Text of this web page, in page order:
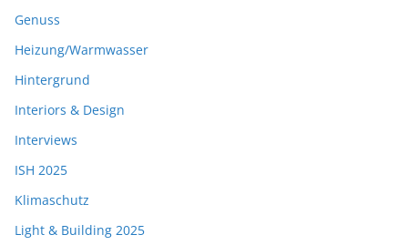
Genuss
Heizung/Warmwasser
Hintergrund
Interiors & Design
Interviews
ISH 2025
Klimaschutz
Light & Building 2025